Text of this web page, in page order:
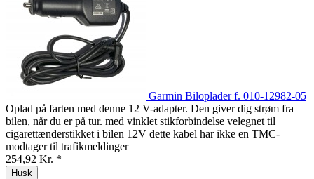
Garmin Biloplader f. 010-12982-05
Oplad på farten med denne 12 V-adapter. Den giver dig strøm fra
bilen, når du er på tur. med vinklet stikforbindelse velegnet til
cigarettænderstikket i bilen 12V dette kabel har ikke en TMC-
modtager til trafikmeldinger
254,92 Kr. *
Husk